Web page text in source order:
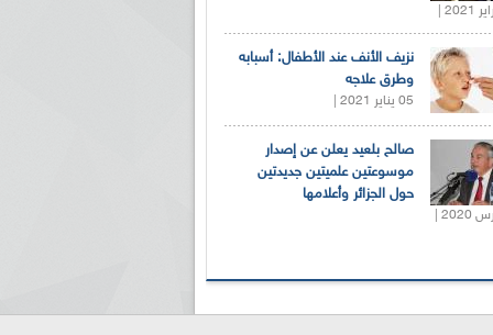
نزيف الأنف عند الأطفال: أسبابه
وطرق علاجه
05 يناير 2021 |
صالح بلعيد يعلن عن إصدار
موسوعتين علميتين جديدتين
حول الجزائر وأعلامها